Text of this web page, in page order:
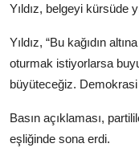
Yıldız, belgeyi kürsüde
Yıldız, “Bu kağıdın
oturmak istiyorlarsa
büyüteceğiz.
Basın açıklaması,
eşliğinde sona erdi.